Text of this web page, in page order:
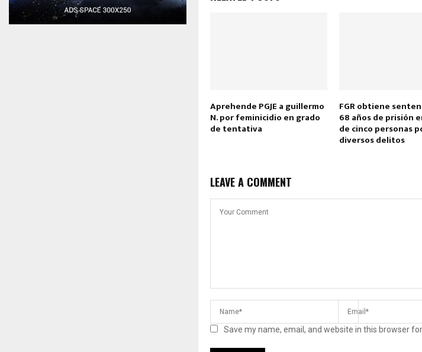
Aprehende PGJE a guillermo
N. por feminicidio en grado
de tentativa
FGR obtiene
68 años de prisión
de cinco personas
diversos delitos
LEAVE A COMMENT
Save my name, email, and website in this browser